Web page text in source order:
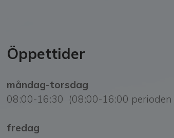
Öppettider
måndag-torsdag
08:00-16:30 (08:00-16:00
fredag